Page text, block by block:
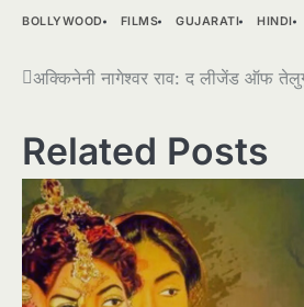
BOLLYWOOD FILMS GUJARATI HINDI
Post
अक्किनेनी नागेश्वर राव: द लीजेंड ऑफ
Related Posts